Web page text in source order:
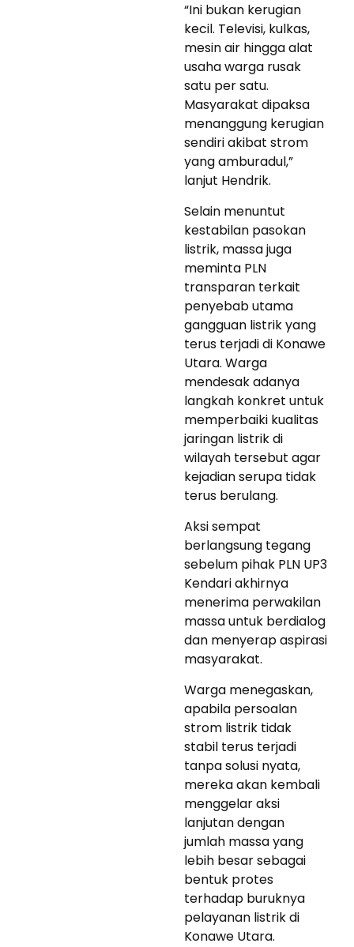
“Ini bukan kerugian
kecil. Televisi, kulkas,
mesin air hingga alat
usaha warga rusak
satu per satu.
Masyarakat dipaksa
menanggung kerugian
sendiri akibat strom
yang amburadul,”
lanjut Hendrik.
Selain menuntut
kestabilan pasokan
listrik, massa juga
meminta PLN
transparan terkait
penyebab utama
gangguan listrik yang
terus terjadi di Konawe
Utara. Warga
mendesak adanya
langkah konkret untuk
memperbaiki kualitas
jaringan listrik di
wilayah tersebut agar
kejadian serupa tidak
terus berulang.
Aksi sempat
berlangsung tegang
sebelum pihak PLN UP3
Kendari akhirnya
menerima perwakilan
massa untuk berdialog
dan menyerap aspirasi
masyarakat.
Warga menegaskan,
apabila persoalan
strom listrik tidak
stabil terus terjadi
tanpa solusi nyata,
mereka akan kembali
menggelar aksi
lanjutan dengan
jumlah massa yang
lebih besar sebagai
bentuk protes
terhadap buruknya
pelayanan listrik di
Konawe Utara.